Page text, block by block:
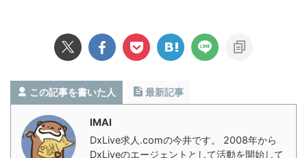
この記事を書いた人 最新記事
IMAI
DxLive求人.comの今井です。 2008年から
DxLiveのエージェントとして活動を開始して